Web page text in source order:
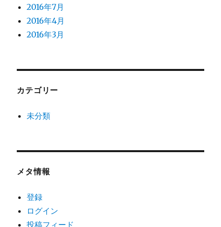
2016年7月
2016年4月
2016年3月
カテゴリー
未分類
メタ情報
登録
ログイン
投稿フィード